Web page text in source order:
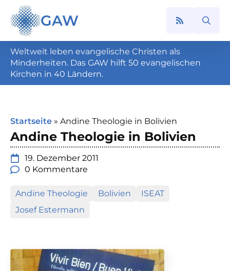
GAW
Search
Weltweit leben evangelische Christen als
Minderheiten. Das GAW hilft 50 evangelischen
Kirchen in 40 Ländern.
Startseite » Andine Theologie in Bolivien
Andine Theologie in Bolivien
19. Dezember 2011
0 Kommentare
Andine Theologie Bolivien
ISEAT
Josef Estermann